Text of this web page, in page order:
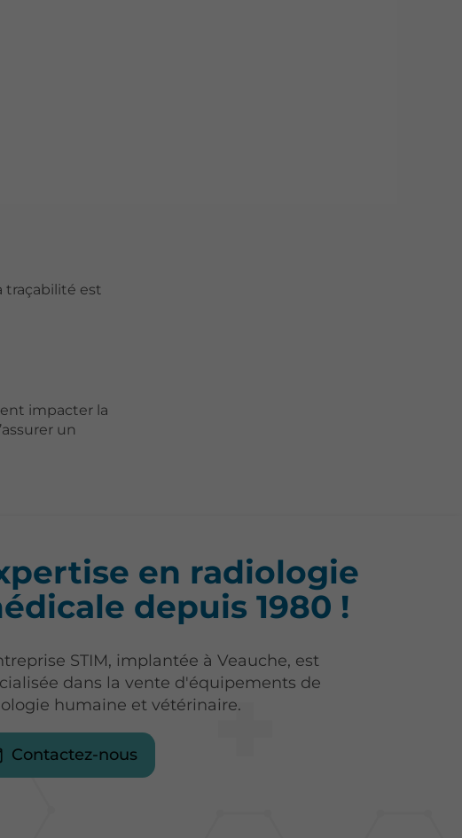
traçabilité est
impacter la
un
en radiologie
depuis 1980 !
STIM, implantée à Veauche, est
dans la vente d'équipements de
humaine et vétérinaire.
Contactez-nous